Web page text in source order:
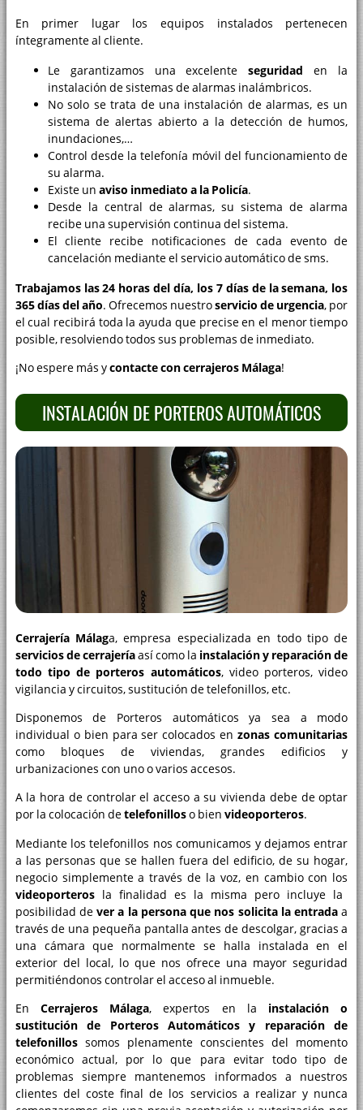
En primer lugar los equipos instalados pertenecen
íntegramente al cliente.
Le garantizamos una excelenteseguridad en la
instalación de sistemas de alarmas inalámbricos.
No solo se trata de una instalación de alarmas, es un
sistema de alertas abierto a la detección de humos,
inundaciones,…
Control desde la telefonía móvil del funcionamiento de
su alarma.
Existe un aviso inmediato a la Policía.
Desde la central de alarmas, su sistema de alarma
recibe una supervisión continua del sistema.
El cliente recibe notificaciones de cada evento de
cancelación mediante el servicio automático de sms.
Trabajamos las 24 horas del día, los 7 días de la semana, los
365 días del año. Ofrecemos nuestroservicio de urgencia, por
el cual recibirá toda la ayuda que precise en el menor tiempo
posible, resolviendo todos sus problemas de inmediato.
¡No espere más ycontacte con cerrajeros Málaga!
INSTALACIÓN DE PORTEROS AUTOMÁTICOS
Cerrajería Málaga, empresa especializada en todo tipo de
servicios de cerrajeríaasí como la instalación y reparación de
todo tipo de porteros automáticos, video porteros, video
vigilancia y circuitos, sustitución de telefonillos, etc.
Disponemos de Porteros automáticos ya sea a modo
individual o bien para ser colocados enzonas comunitarias
como bloques de viviendas, grandes edificios y
urbanizaciones con uno o varios accesos.
A la hora de controlar el acceso a su vivienda debe de optar
por la colocación detelefonilloso bien videoporteros.
Mediante los telefonillos nos comunicamos y dejamos entrar
a las personas que se hallen fuera del edificio, de su hogar,
negocio simplemente a través de la voz, en cambio con los
videoporterosla finalidad es la misma pero incluye la
posibilidad dever a la persona que nos solicita la entrada a
través de una pequeña pantalla antes de descolgar, gracias a
una cámara que normalmente se halla instalada en el
exterior del local, lo que nos ofrece una mayor seguridad
permitiéndonos controlar el acceso al inmueble.
En Cerrajeros Málaga, expertos en la instalación o
sustitución de Porteros Automáticos y reparación de
telefonillos somos plenamente conscientes del momento
económico actual, por lo que para evitar todo tipo de
problemas siempre mantenemos informados a nuestros
clientes del coste final de los servicios a realizar y nunca